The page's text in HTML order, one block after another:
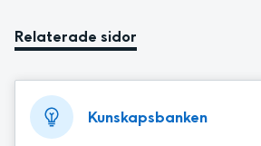
Relaterade sidor
Kunskapsbanken